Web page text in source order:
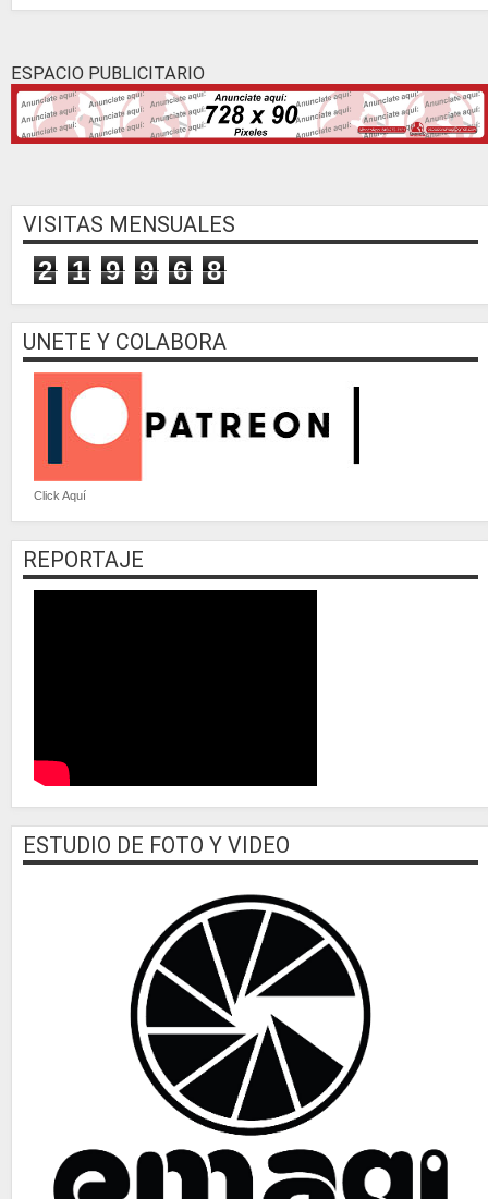
ESPACIO PUBLICITARIO
VISITAS MENSUALES
2 1 9 9 6 8
UNETE Y COLABORA
Click Aquí
REPORTAJE
ESTUDIO DE FOTO Y VIDEO